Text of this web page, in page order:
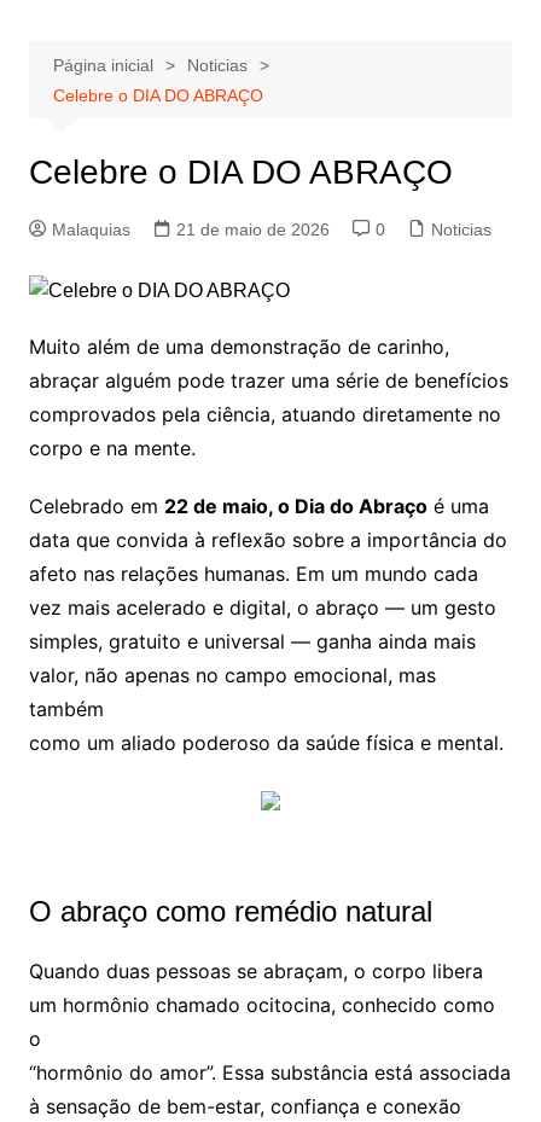
Página inicial
Noticias
Celebre o DIA DO ABRAÇO
Celebre o DIA DO ABRAÇO
Malaquias 21 de maio de 2026 0 Noticias
Muito além de uma demonstração de carinho,
abraçar alguém pode trazer uma série de benefícios
comprovados pela ciência, atuando diretamente no
corpo e na mente.
Celebrado em 22 de maio, o Dia do Abraçoé uma
data que convida à reflexão sobre a importância do
afeto nas relações humanas. Em um mundo cada
vez mais acelerado e digital, o abraço — um gesto
simples, gratuito e universal — ganha ainda mais
valor, não apenas no campo emocional, mas
também
como um aliado poderoso da saúde física e mental.
O abraço como remédio natural
Quando duas pessoas se abraçam, o corpo libera
um hormônio chamado ocitocina, conhecido como
o
“hormônio do amor”. Essa substância está associada
à sensação de bem-estar, confiança e conexão